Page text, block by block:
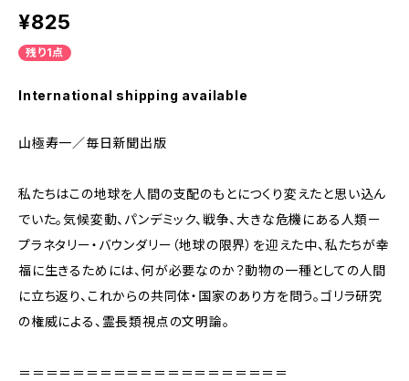
¥825
残り1点
International shipping available
山極寿一／毎日新聞出版
私たちはこの地球を人間の支配のもとにつくり変えたと思い込ん
でいた。気候変動、パンデミック、戦争、大きな危機にある人類ー
プラネタリー・バウンダリー（地球の限界）を迎えた中、私たちが幸
福に生きるためには、何が必要なのか？動物の一種としての人間
に立ち返り、これからの共同体・国家のあり方を問う。ゴリラ研究
の権威による、霊長類視点の文明論。
＝＝＝＝＝＝＝＝＝＝＝＝＝＝＝＝＝＝＝＝